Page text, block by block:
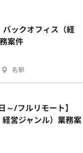
バックオフィス（経
案件
名駅
/フルリモート】
営ジャンル）業務案